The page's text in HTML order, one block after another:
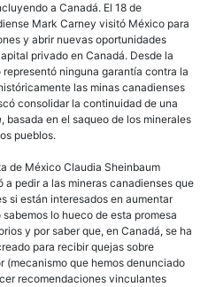
a Canadá. El 18 de
Mark Carney visitó México para
y abrir nuevas oportunidades
privado en Canadá. Desde la
ninguna garantía contra la
las minas canadienses
consolidar la continuidad de una
, basada en el saqueo de los minerales
pueblos.
de México Claudia Sheinbaum
pedir a las mineras canadienses que
si están interesados en aumentar
lo hueco de esta promesa
y por saber que, en Canadá, se ha
para recibir quejas sobre
(mecanismo que hemos denunciado
recomendaciones vinculantes